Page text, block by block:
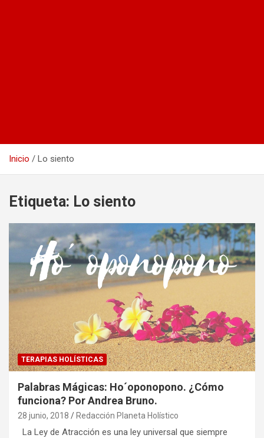
Inicio Lo siento
Etiqueta: Lo siento
TERAPIAS HOLÍSTICAS
Palabras Mágicas: Ho´oponopono. ¿Cómo
funciona? Por Andrea Bruno.
28 junio, 2018 Redacción Planeta Holístico
La Ley de Atracción es una ley universal que siempre